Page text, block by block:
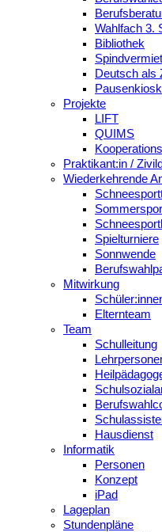
Wahlfach 3.
Bibliothek
Deutsch als
Pausenkiosk
Projekte
LIFT
QUIMS
Praktikant:in /
Wiederkehrende
Spielturniere
Sonnwende
Mitwirkung
Elternteam
Team
Schulleitung
Hausdienst
Informatik
Personen
Konzept
iPad
Lageplan
Stundenpläne